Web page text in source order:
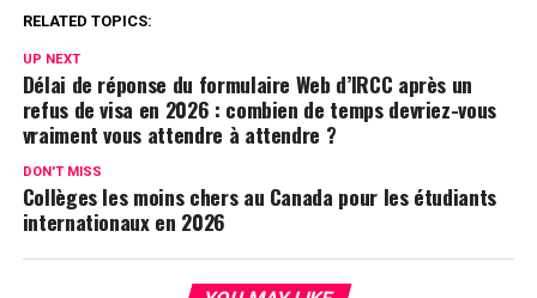
RELATED TOPICS:
UP NEXT
Délai de réponse du formulaire Web d’IRCC après un
refus de visa en 2026 : combien de temps devriez-vous
vraiment vous attendre à attendre ?
DON'T MISS
Collèges les moins chers au Canada pour les étudiants
internationaux en 2026